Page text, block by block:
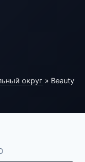
округ » Beauty